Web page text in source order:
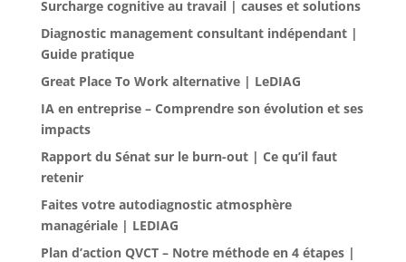
Surcharge cognitive au travail | causes et solutions
Diagnostic management consultant indépendant |
Guide pratique
Great Place To Work alternative | LeDIAG
IA en entreprise – Comprendre son évolution et ses
impacts
Rapport du Sénat sur le burn-out | Ce qu’il faut
retenir
Faites votre autodiagnostic atmosphère
managériale | LEDIAG
Plan d’action QVCT – Notre méthode en 4 étapes |